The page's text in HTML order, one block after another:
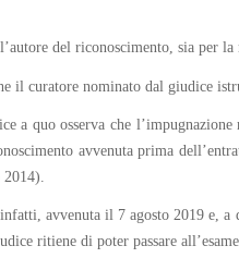
del riconoscimento, sia per
il curatore nominato dal giudice
a quo osserva che
avvenuta prima
avvenuta il 7 agosto 2019 e,
ritiene di poter passare